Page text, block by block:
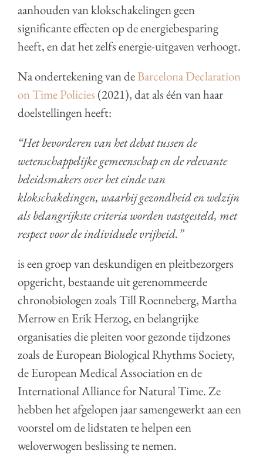
aanhouden van klokschakelingen geen
significante effecten op de energiebesparing
heeft, en dat het zelfs energie-uitgaven verhoogt.
Na ondertekening van deBarcelona Declaration
on Time Policies(2021), dat als één van haar
doelstellingen heeft:
“Het bevorderen van het debat tussen de
wetenschappelijke gemeenschap en de relevante
beleidsmakers over het einde van
klokschakelingen, waarbij gezondheid en welzijn
als belangrijkste criteria worden vastgesteld, met
respect voor de individuele vrijheid.”
is een groep van deskundigen en pleitbezorgers
opgericht, bestaande uit gerenommeerde
chronobiologen zoals Till Roenneberg, Martha
Merrow en Erik Herzog, en belangrijke
organisaties die pleiten voor gezonde tijdzones
zoals de European Biological Rhythms Society,
de European Medical Association en de
International Alliance for Natural Time. Ze
hebben het afgelopen jaar samengewerkt aan een
voorstel om de lidstaten te helpen een
weloverwogen beslissing te nemen.